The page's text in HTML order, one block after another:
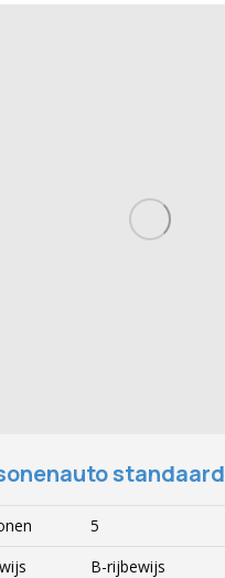
standaard
5
B-rijbewijs